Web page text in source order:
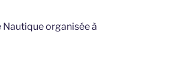
organisée à